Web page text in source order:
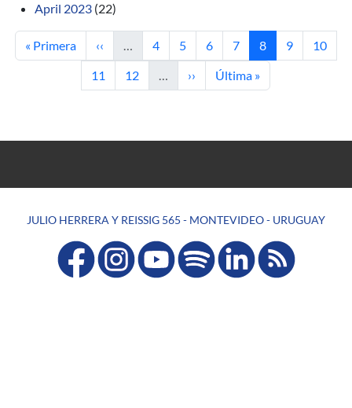
April 2023 (22)
First page
« Primera Previous page
‹‹ … Page
4 Page
5 Page
6 Page
7 Current page
8 Page
9 Page
10
Page
11 Page
12 … Next page
›› Last page
Última »
JULIO HERRERA Y REISSIG 565 - MONTEVIDEO - URUGUAY